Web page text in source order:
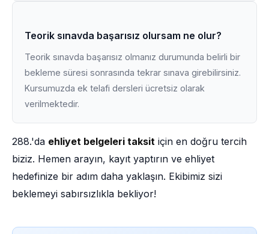
Teorik sınavda başarısız olursam ne olur?
Teorik sınavda başarısız olmanız durumunda belirli bir
bekleme süresi sonrasında tekrar sınava girebilirsiniz.
Kursumuzda ek telafi dersleri ücretsiz olarak
verilmektedir.
288.'da ehliyet belgeleri taksit için en doğru tercih
biziz. Hemen arayın, kayıt yaptırın ve ehliyet
hedefinize bir adım daha yaklaşın. Ekibimiz sizi
beklemeyi sabırsızlıkla bekliyor!